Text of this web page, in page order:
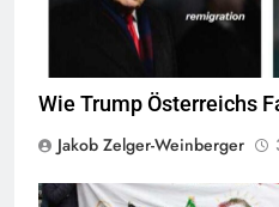
Wie Trump Österreichs
Jakob Zelger-Weinberger